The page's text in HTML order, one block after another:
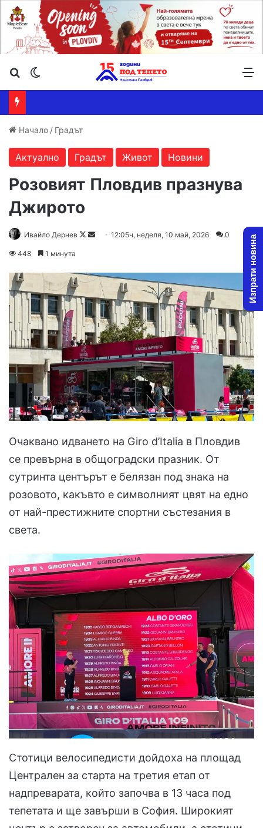
Търсене ...
Начало / Градът
Актуално Градът Живот Новини
Розовият Пловдив празнува
Джирото
Ивайло Дернев
Follow
Send12:05ч, неделя, 10 май, 2026 0
448 1 минута
Очаквано идването на Giro d’Italia в Пловдив
се превърна в общоградски празник. От
сутринта центърът е белязан под знака на
розовото, какъвто е символният цвят на едно
от най-престижните спортни състезания в
света.
Стотици велосипедисти дойдоха на площад
Централен за старта на третия етап от
надпреварата, който започва в 13 часа под
тепетата и ще завърши в София. Широкият
Изпрати новина